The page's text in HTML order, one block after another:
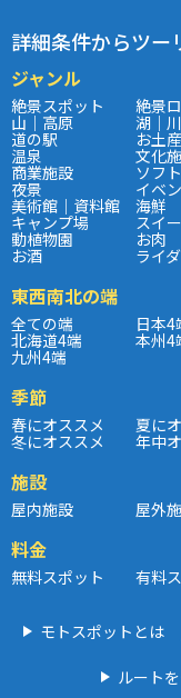
詳細条件からツー
ジャンル
絶景スポット 絶景
山｜高原 湖｜
道の駅 お土産
温泉 文化
商業施設 ソフ
夜景 イベ
美術館｜資料館 海鮮
キャンプ場 スイ
動植物園 お肉
お酒 ライ
東西南北の端
全ての端 日本4
北海道4端 本州4
九州4端
季節
春にオススメ 夏に
冬にオススメ 年中
施設
屋内施設 屋外
料金
無料スポット 有料
モトスポットとは
ルート